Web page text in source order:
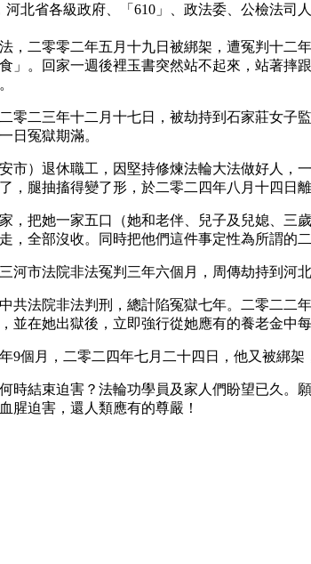
北省各級政府、「610」、政法委、公檢法
二零零二年五月十九日被綁架，遭冤判十二
。回家一週後裡玉書突然站不起來，站著摔
二三年十二月十七日，被劫持到石家莊女子
日冤獄期滿。
）退休職工，因堅持修煉法輪大法做好人，
腿抽搐得變了形，於二零二四年八月十四日離
把她一家五口（她和老伴、兒子及兒媳、三
全部沒收。同時把他們這件事定性為所謂的
市法院非法冤判三年六個月，周傳劫持到河
共法院非法判刑，總計陷冤獄七年。二零二
在她出獄後，立即強行從她應有的養老金中
個月，二零二四年七月二十四日，他又被綁
結束迫害？法輪功學員及家人們盼望已久。
腥迫害，還人類應有的尊嚴！